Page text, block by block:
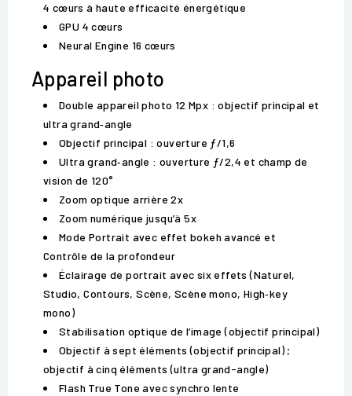
4 cœurs à haute efficacité énergétique
GPU 4 cœurs
Neural Engine 16 cœurs
Appareil photo
Double appareil photo 12 Mpx : objectif principal et
ultra grand‑angle
Objectif principal : ouverture ƒ/1,6
Ultra grand‑angle : ouverture ƒ/2,4 et champ de
vision de 120°
Zoom optique arrière 2x
Zoom numérique jusqu’à 5x
Mode Portrait avec effet bokeh avancé et
Contrôle de la profondeur
Éclairage de portrait avec six effets (Naturel,
Studio, Contours, Scène, Scène mono, High‑key
mono)
Stabilisation optique de l’image (objectif principal)
Objectif à sept éléments (objectif principal) ;
objectif à cinq éléments (ultra grand-angle)
Flash True Tone avec synchro lente